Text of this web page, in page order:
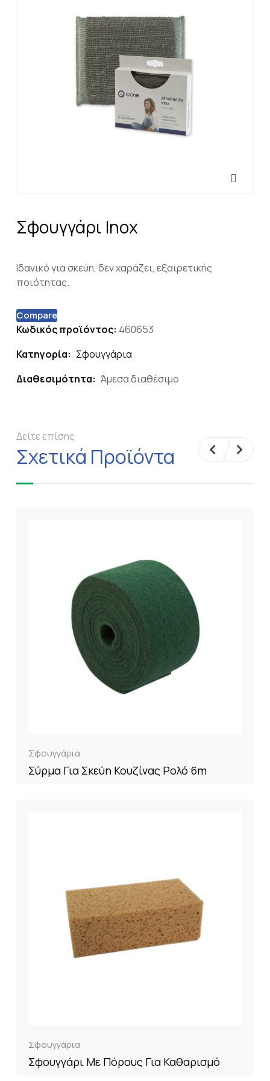
Σφουγγάρι Inox
Ιδανικό για σκεύη, δεν χαράζει, εξαιρετικής
ποιότητας.
Compare
Κωδικός προϊόντος: 460653
Κατηγορία: Σφουγγάρια
Διαθεσιμότητα: Άμεσα διαθέσιμο
Δείτε επίσης
Σχετικά Προϊόντα
Σφουγγάρια
Σύρμα Για Σκεύη Κουζίνας Ρολό 6m
Σφουγγάρια
Σφουγγάρι Με Πόρους Για Καθαρισμό